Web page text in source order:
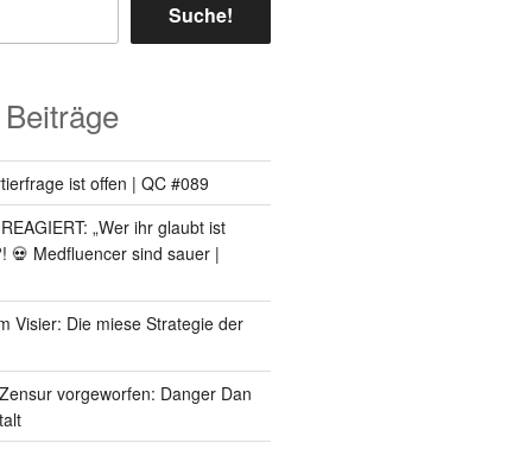
Suche!
ist offen | QC #089
„Wer ihr glaubt ist
💀 Medfluencer sind sauer |
Visier: Die miese Strategie der
vorgeworfen: Danger Dan